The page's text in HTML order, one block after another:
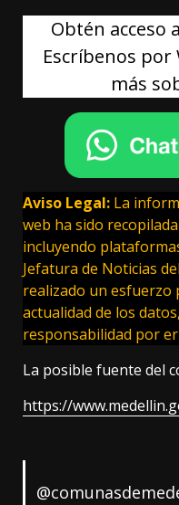
Obtén acceso
Escríbenos por
más
Aviso Legal: La
web ha sido
incluyendo
Jefatura de Noticias
realizado un
actualidad de los
responsabilidad por
La posible fuente del
https://